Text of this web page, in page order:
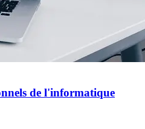
de l'informatique